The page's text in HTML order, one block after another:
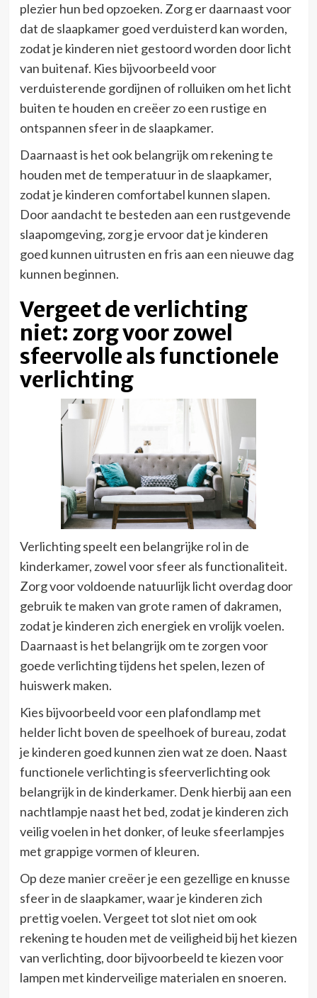
plezier hun bed opzoeken. Zorg er daarnaast voor
dat de slaapkamer goed verduisterd kan worden,
zodat je kinderen niet gestoord worden door licht
van buitenaf. Kies bijvoorbeeld voor
verduisterende gordijnen of rolluiken om het licht
buiten te houden en creëer zo een rustige en
ontspannen sfeer in de slaapkamer.
Daarnaast is het ook belangrijk om rekening te
houden met de temperatuur in de slaapkamer,
zodat je kinderen comfortabel kunnen slapen.
Door aandacht te besteden aan een rustgevende
slaapomgeving, zorg je ervoor dat je kinderen
goed kunnen uitrusten en fris aan een nieuwe dag
kunnen beginnen.
Vergeet de verlichting
niet: zorg voor zowel
sfeervolle als functionele
verlichting
Verlichting speelt een belangrijke rol in de
kinderkamer, zowel voor sfeer als functionaliteit.
Zorg voor voldoende natuurlijk licht overdag door
gebruik te maken van grote ramen of dakramen,
zodat je kinderen zich energiek en vrolijk voelen.
Daarnaast is het belangrijk om te zorgen voor
goede verlichting tijdens het spelen, lezen of
huiswerk maken.
Kies bijvoorbeeld voor een plafondlamp met
helder licht boven de speelhoek of bureau, zodat
je kinderen goed kunnen zien wat ze doen. Naast
functionele verlichting is sfeerverlichting ook
belangrijk in de kinderkamer. Denk hierbij aan een
nachtlampje naast het bed, zodat je kinderen zich
veilig voelen in het donker, of leuke sfeerlampjes
met grappige vormen of kleuren.
Op deze manier creëer je een gezellige en knusse
sfeer in de slaapkamer, waar je kinderen zich
prettig voelen. Vergeet tot slot niet om ook
rekening te houden met de veiligheid bij het kiezen
van verlichting, door bijvoorbeeld te kiezen voor
lampen met kinderveilige materialen en snoeren.